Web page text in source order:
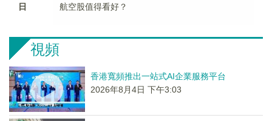
日
航空股值得看好？
視頻
香港寬頻推出一站式AI企業服務平台
2026年8月4日 下午3:03